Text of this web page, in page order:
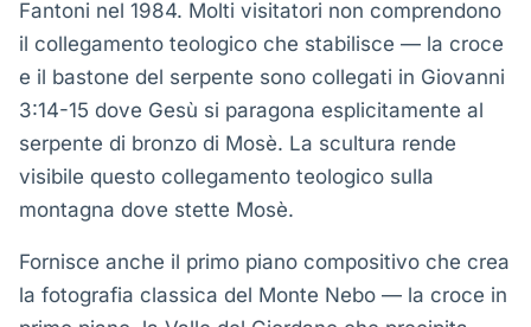
Fantoni nel 1984. Molti visitatori non comprendono
il collegamento teologico che stabilisce — la croce
e il bastone del serpente sono collegati in Giovanni
3:14-15 dove Gesù si paragona esplicitamente al
serpente di bronzo di Mosè. La scultura rende
visibile questo collegamento teologico sulla
montagna dove stette Mosè.
Fornisce anche il primo piano compositivo che crea
la fotografia classica del Monte Nebo — la croce in